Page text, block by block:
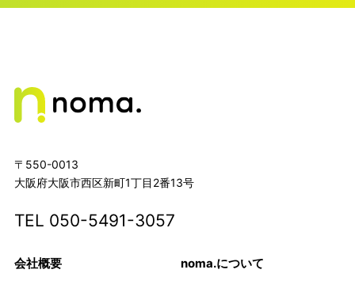
〒550-0013
大阪府大阪市西区新町1丁目2番13号
TEL 050-5491-3057
会社概要 noma.について